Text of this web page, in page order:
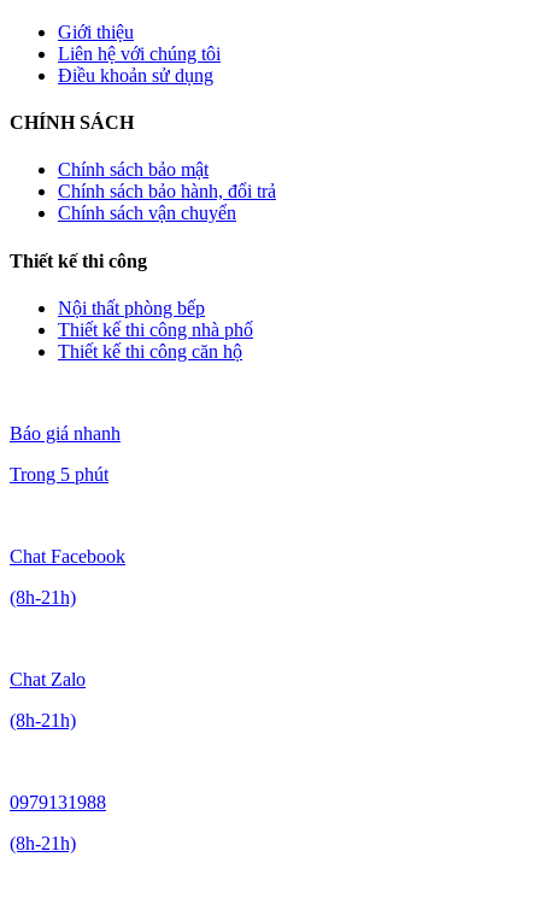
Giới thiệu
Liên hệ với chúng tôi
Điều khoản sử dụng
CHÍNH SÁCH
Chính sách bảo mật
Chính sách bảo hành, đổi trả
Chính sách vận chuyển
Thiết kế thi công
Nội thất phòng bếp
Thiết kế thi công nhà phố
Thiết kế thi công căn hộ
Báo giá nhanh
Trong 5 phút
Chat Facebook
(8h-21h)
Chat Zalo
(8h-21h)
0979131988
(8h-21h)